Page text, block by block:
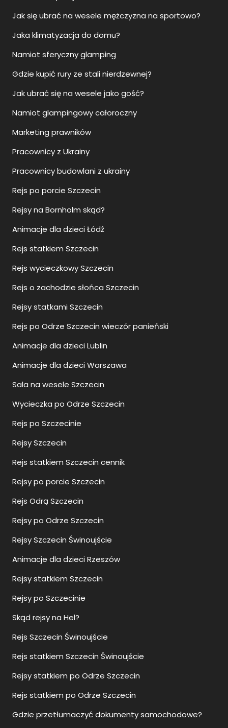
Jak się ubrać na wesele mężczyzna na sportowo?
Jaka klimatyzacja do domu?
Namiot sferyczny glamping
Gdzie kupić rury ze stali nierdzewnej?
Jak ubrać się na wesele jako gość?
Namiot glampingowy całoroczny
Marketing prawników
Pracownicy z Ukrainy
Pracownicy budowlani z ukrainy
Rejs po porcie Szczecin
Rejsy na Bornholm skąd?
Animacje dla dzieci Łódź
Rejs statkiem Szczecin
Rejs wycieczkowy Szczecin
Rejs o zachodzie słońca Szczecin
Rejsy statkami Szczecin
Rejs po Odrze Szczecin wieczór panieński
Animacje dla dzieci Lublin
Animacje dla dzieci Warszawa
Sala na wesele Szczecin
Wycieczka po Odrze Szczecin
Rejs po Szczecinie
Rejsy Szczecin
Rejs statkiem Szczecin cennik
Rejsy po porcie Szczecin
Rejs Odrą Szczecin
Rejsy po Odrze Szczecin
Rejsy Szczecin Świnoujście
Animacje dla dzieci Rzeszów
Rejsy statkiem Szczecin
Rejsy po Szczecinie
Skąd rejsy na Hel?
Rejs Szczecin Świnoujście
Rejs statkiem Szczecin Świnoujście
Rejsy statkiem po Odrze Szczecin
Rejs statkiem po Odrze Szczecin
Gdzie przetłumaczyć dokumenty samochodowe?